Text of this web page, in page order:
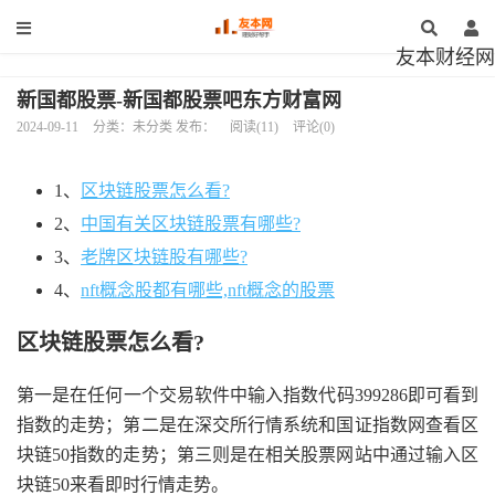
友本财经网
新国都股票-新国都股票吧东方财富网
2024-09-11 分类：未分类 发布： 阅读(11) 评论(0)
1、
区块链股票怎么看?
2、 中国有关区块链股票有哪些?
3、 老牌区块链股有哪些?
4、 nft概念股都有哪些,nft概念的股票
区块链股票怎么看?
第一是在任何一个交易软件中输入指数代码399286即可看到
指数的走势；第二是在深交所行情系统和国证指数网查看区
块链50指数的走势；第三则是在相关股票网站中通过输入区
块链50来看即时行情走势。